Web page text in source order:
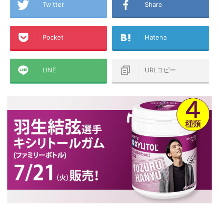
Twitter Share
Pocket Hatena
LINE URLコピー